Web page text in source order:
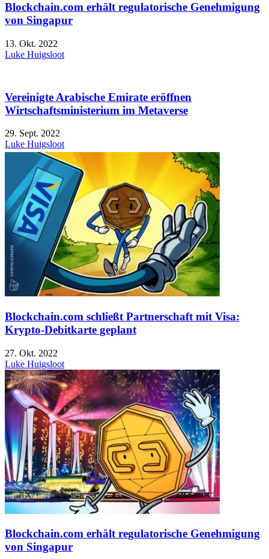
Blockchain.com erhält regulatorische Genehmigung
von Singapur
13. Okt. 2022
Luke Huigsloot
Vereinigte Arabische Emirate eröffnen
Wirtschaftsministerium im Metaverse
29. Sept. 2022
Luke Huigsloot
Blockchain.com schließt Partnerschaft mit Visa:
Krypto-Debitkarte geplant
27. Okt. 2022
Luke Huigsloot
Blockchain.com erhält regulatorische Genehmigung
von Singapur